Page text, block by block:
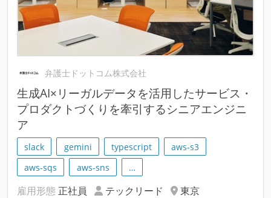
弁護士ドットコム株式会社
生成AI×リーガルデータを活用したサービス・
プロダクトづくりを牽引するシニアエンジニ
ア
slack gemini typescript
aws-s3
aws-sqs
aws-sns …
雇用形態 正社員 テックリード
東京